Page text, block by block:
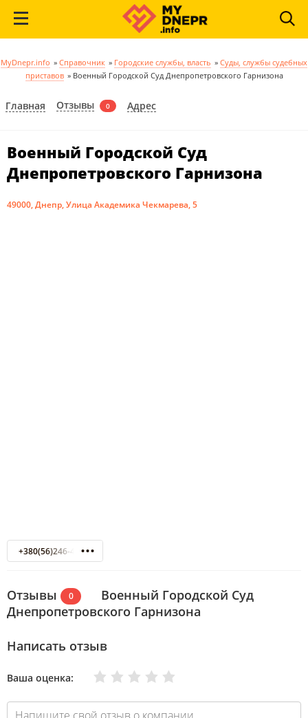
MyDnepr.info » Справочник » Городские службы, власть » Суды, службы судебных
приставов » Военный Городской Суд Днепропетровского Гарнизона
Главная Отзывы 0 Адрес
Военный Городской Суд
Днепропетровского Гарнизона
49000, Днепр, Улица Академика Чекмарева, 5
+380(56)246-45-26
Отзывы 0
Военный Городской Суд
Днепропетровского Гарнизона
Написать отзыв
Ваша оценка: Отлично
Хорошо
Нормально
Плохо
Очень плохо